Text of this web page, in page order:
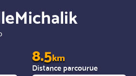
8.5km
Distance parcourue